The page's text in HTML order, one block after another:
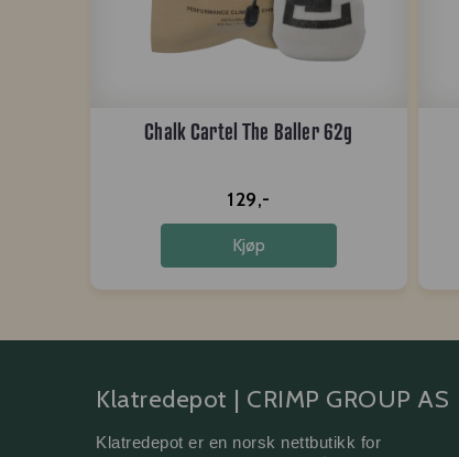
Chalk Cartel The Baller 62g
129,-
Kjøp
Klatredepot | CRIMP GROUP AS
Klatredepot er en norsk nettbutikk for